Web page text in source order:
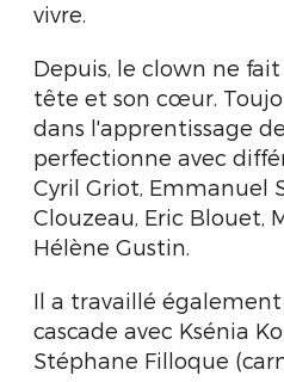
vivre.
Depuis, le clown ne
tête et son cœur.
dans l'apprentissage
perfectionne avec
Cyril Griot, Emmanuel
Clouzeau, Eric Blouet,
Hélène Gustin.
Il a travaillé
cascade avec Ksénia
Stéphane Filloque